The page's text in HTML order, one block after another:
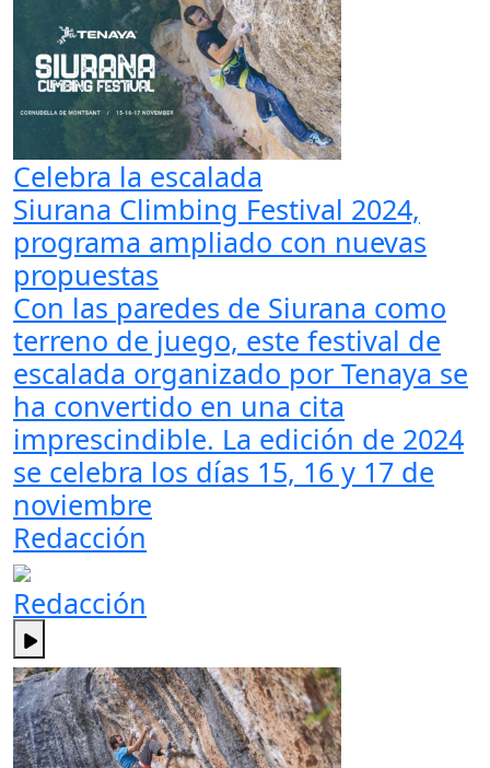
Celebra la escalada
Siurana Climbing Festival 2024,
programa ampliado con nuevas
propuestas
Con las paredes de Siurana como
terreno de juego, este festival de
escalada organizado por Tenaya se
ha convertido en una cita
imprescindible. La edición de 2024
se celebra los días 15, 16 y 17 de
noviembre
Redacción
Redacción